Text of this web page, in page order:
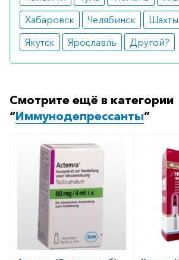
Хабаровск
Челябинск Шахты
Якутск
Ярославль Другой?
Смотрите ещё в категории
“Иммунодепрессанты”